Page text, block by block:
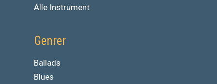
Alle Instrument
Genrer
Ballads
Blues